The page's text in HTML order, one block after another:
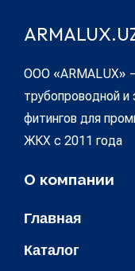
ООО «ARMALUX»
трубопроводной и
фитингов для
ЖКХ с 2011 года
О компании
Главная
Каталог